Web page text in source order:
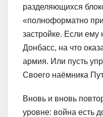
разделяющихся
«полноформатно
застройке. Если ему
Донбасс, на что
армия. Или пусть
Своего наёмника
Вновь и вновь
уровне: война есть